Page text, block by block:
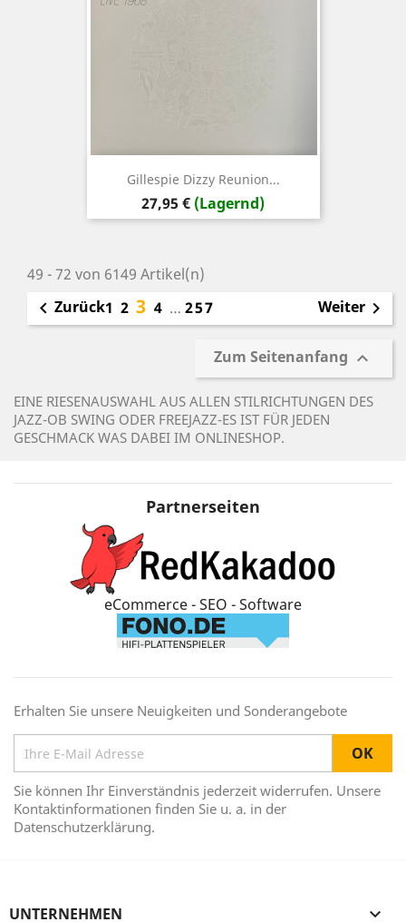
Gillespie Dizzy Reunion...
Preis
27,95 € (Lagernd)
49 - 72 von 6149 Artikel(n)
 Zurück1 2 3 4 … 257 Weiter 
Zum Seitenanfang 
EINE RIESENAUSWAHL AUS ALLEN STILRICHTUNGEN DES
JAZZ-OB SWING ODER FREEJAZZ-ES IST FÜR JEDEN
GESCHMACK WAS DABEI IM ONLINESHOP.
Partnerseiten
eCommerce - SEO - Software
Erhalten Sie unsere Neuigkeiten und Sonderangebote
Sie können Ihr Einverständnis jederzeit widerrufen. Unsere
Kontaktinformationen finden Sie u. a. in der
Datenschutzerklärung.
UNTERNEHMEN 